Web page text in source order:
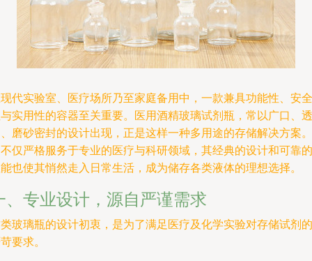
代实验室、医疗场所乃至家庭备用中，一款兼具功能性、安全
实用性的容器至关重要。医用酒精玻璃试剂瓶，常以广口、透
磨砂密封的设计出现，正是这样一种多用途的存储解决方案。
仅严格服务于专业的医疗与科研领域，其经典的设计和可靠的
也使其悄然走入日常生活，成为储存各类液体的理想选择。
、专业设计，源自严谨需求
玻璃瓶的设计初衷，是为了满足医疗及化学实验对存储试剂的
要求。